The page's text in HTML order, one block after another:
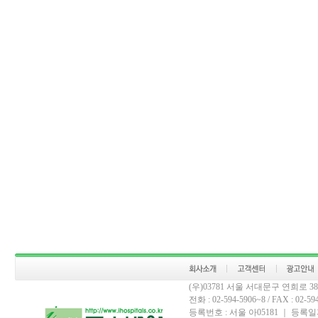
(우)03781 서울 서대문구 연희로
전화 : 02-594-5906~8 / FAX : 02-
등록번호 : 서울 아05181 ｜ 등록